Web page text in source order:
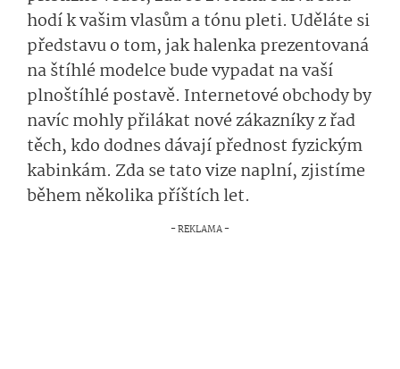
hodí k vašim vlasům a tónu pleti. Uděláte si
představu o tom, jak halenka prezentovaná
na štíhlé modelce bude vypadat na vaší
plnoštíhlé postavě. Internetové obchody by
navíc mohly přilákat nové zákazníky z řad
těch, kdo dodnes dávají přednost fyzickým
kabinkám. Zda se tato vize naplní, zjistíme
během několika příštích let.